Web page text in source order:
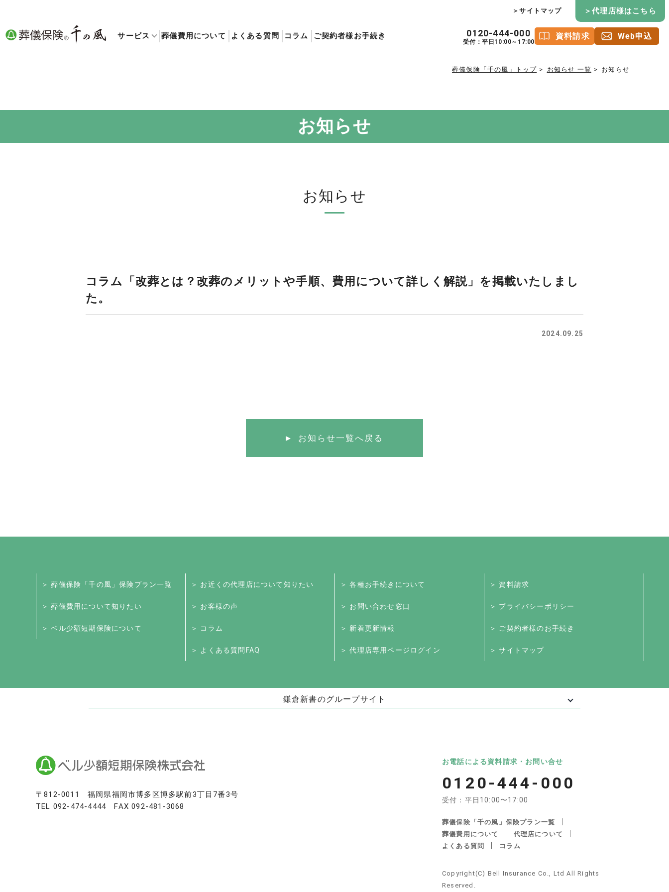
サービス 葬儀費用について よくある質問 コラム ご契約者様お手続き
＞サイトマップ ＞代理店様はこちら
0120-444-000
受付：平日10:00～17:00
資料請求 Web申込
葬儀保険「千の風」トップ お知らせ 一覧 お知らせ
お知らせ
お知らせ
コラム「改葬とは？改葬のメリットや手順、費用について詳しく解説」を掲載いたしまし
た。
2024.09.25
お知らせ一覧へ戻る
＞ 葬儀保険「千の風」保険プラン一覧
＞ 葬儀費用について知りたい
＞ ベル少額短期保険について
＞ お近くの代理店について知りたい
＞ お客様の声
＞ コラム
＞ よくある質問FAQ
＞ 各種お手続きについて
＞ お問い合わせ窓口
＞ 新着更新情報
＞ 代理店専用ページログイン
＞ 資料請求
＞ プライバシーポリシー
＞ ご契約者様のお手続き
＞ サイトマップ
鎌倉新書のグループサイト
いいお墓-ペット霊園版 樹木葬なび
納骨堂なび 寺院墓地.com
相続不動産サポート 安心できる遺品整理
お電話による資料請求・お問い合せ
0120-444-000
受付：平日10:00〜17:00
葬儀保険「千の風」保険プラン一覧
葬儀費用について
代理店について
よくある質問
コラム
Copyright(C) Bell Insurance Co., Ltd All Rights
Reserved.
〒812-0011 福岡県福岡市博多区博多駅前3丁目7番3号
TEL 092-474-4444 FAX 092-481-3068